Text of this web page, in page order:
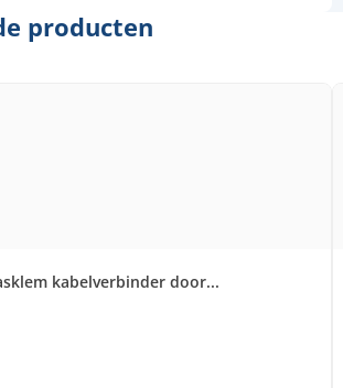
producten
kabelverbinder door...